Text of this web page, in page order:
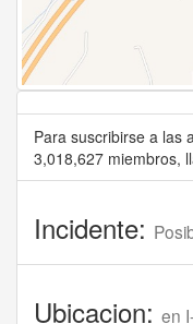
Para suscribirse a las
3,018,627 miembros,
Incidente:
Ubicacion: en